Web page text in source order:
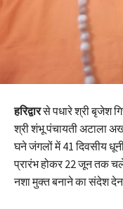
हरिद्वारसे पधारे श्री बृजेश
श्री शंभू पंचायती अटाला
घने जंगलों में 41 दिवसीय
प्रारंभ होकर 22 जून तक
नशा मुक्त बनाने का संदेश